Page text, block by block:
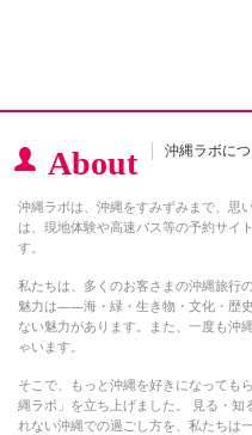
About 沖縄ラボに
沖縄ラボは、沖縄をすみずみまで、思
は、現地体験や高速バス等の予約サイ
す。
私たちは、多くのお客さまの沖縄旅行
魅力は――海・緑・生き物・文化・歴
ない魅力があります。また、一度も沖
ゃいます。
そこで、もっと沖縄を好きになっても
縄ラボ」を立ち上げました。 見る・
れない沖縄での過ごし方を、私たちは